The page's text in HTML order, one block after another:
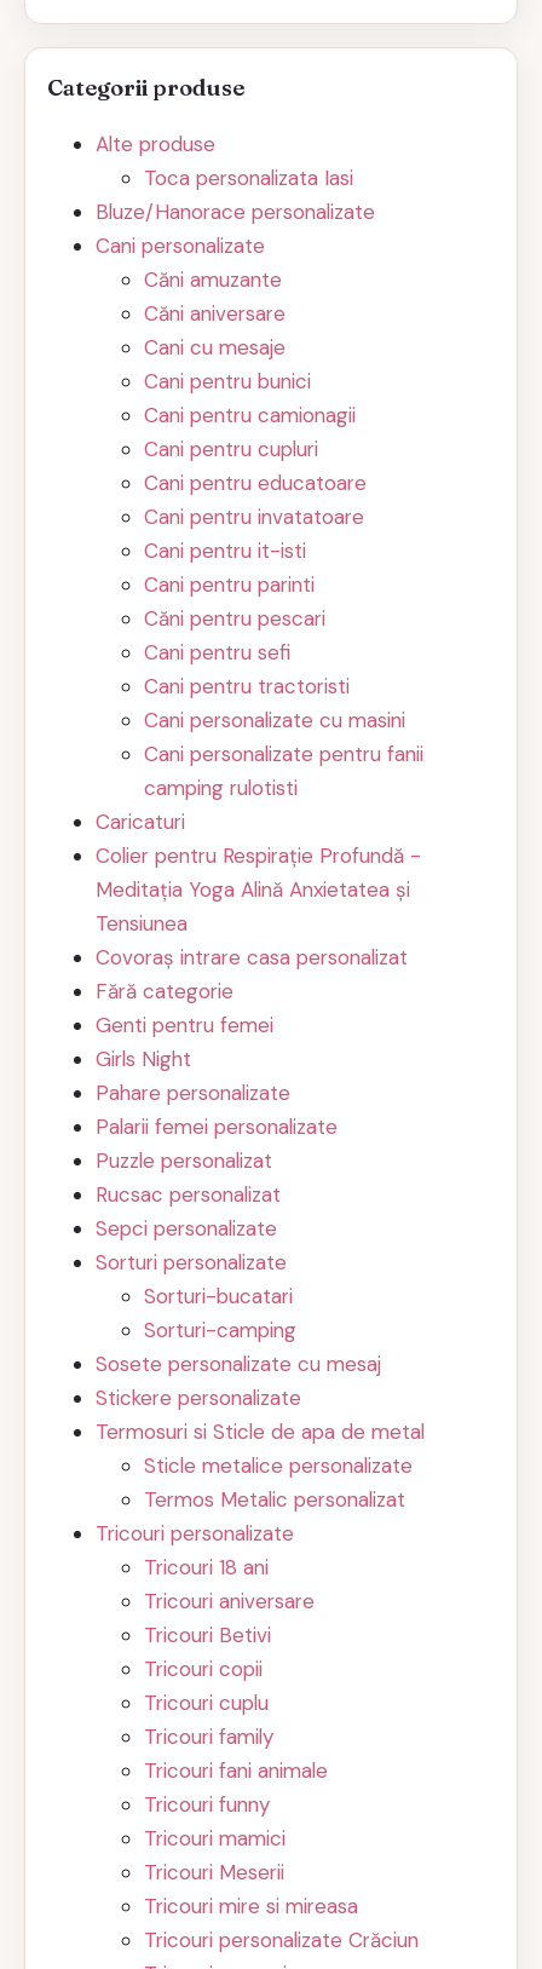
Categorii produse
Alte produse
Toca personalizata Iasi
Bluze/Hanorace personalizate
Cani personalizate
Căni amuzante
Căni aniversare
Cani cu mesaje
Cani pentru bunici
Cani pentru camionagii
Cani pentru cupluri
Cani pentru educatoare
Cani pentru invatatoare
Cani pentru it-isti
Cani pentru parinti
Căni pentru pescari
Cani pentru sefi
Cani pentru tractoristi
Cani personalizate cu masini
Cani personalizate pentru fanii
camping rulotisti
Caricaturi
Colier pentru Respirație Profundă -
Meditația Yoga Alină Anxietatea și
Tensiunea
Covoraș intrare casa personalizat
Fără categorie
Genti pentru femei
Girls Night
Pahare personalizate
Palarii femei personalizate
Puzzle personalizat
Rucsac personalizat
Sepci personalizate
Sorturi personalizate
Sorturi-bucatari
Sorturi-camping
Sosete personalizate cu mesaj
Stickere personalizate
Termosuri si Sticle de apa de metal
Sticle metalice personalizate
Termos Metalic personalizat
Tricouri personalizate
Tricouri 18 ani
Tricouri aniversare
Tricouri Betivi
Tricouri copii
Tricouri cuplu
Tricouri family
Tricouri fani animale
Tricouri funny
Tricouri mamici
Tricouri Meserii
Tricouri mire si mireasa
Tricouri personalizate Crăciun